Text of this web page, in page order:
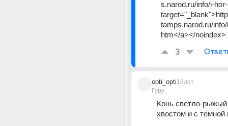
s.narod.ru/info/i-
tamps.narod.ru/
htm</a></noindex>
3
opti_opti
Гуру
18лет
Конь светло-
хвостом и с темной